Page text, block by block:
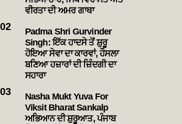
ਵੀਰਤਾ ਦੀ ਅਮਰ ਗਾਥਾ
Padma Shri Gurvinder
Singh: ਇੱਕ ਹਾਦਸੇ ਤੋਂ ਸ਼ੁਰੂ
ਹੋਇਆ ਸੇਵਾ ਦਾ ਕਾਰਵਾਂ, ਹੌਸਲਾ
ਬਣਿਆ ਹਜ਼ਾਰਾਂ ਦੀ ਜ਼ਿੰਦਗੀ ਦਾ
ਸਹਾਰਾ
Nasha Mukt Yuva For
Viksit Bharat Sankalp
ਅਭਿਆਨ ਦੀ ਸ਼ੁਰੂਆਤ, ਪੰਜਾਬ